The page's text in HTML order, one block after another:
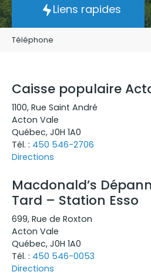
Liens rapides
Téléphone
Caisse populaire
1100, Rue Saint André
Acton Vale
Québec, J0H 1A0
Tél. : 450 546-2706
Directions
Macdonald’s
Tard – Station Esso
699, Rue de Roxton
Acton Vale
Québec, J0H 1A0
Tél. : 450 546-0053
Directions